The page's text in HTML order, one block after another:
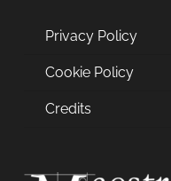
Privacy Policy
Cookie Policy
Credits